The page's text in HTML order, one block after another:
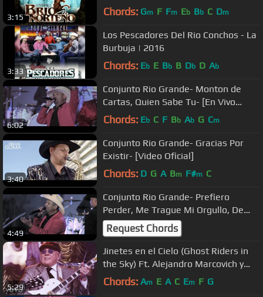
3:15 Chords: Gm F Fm Eb Bb C Dm
3:33
Los Pescadores Del Rio Conchos - La
Burbuja | 2016
Chords: Eb E Bb B Db D Ab
6:02
Conjunto Rio Grande- Monton de
Cartas, Quien Sabe Tu- [En Vivo
desde Zacatecas]
Chords: Eb C F Bb Ab G Cm
3:40
Conjunto Rio Grande- Gracias Por
Existir- [Video Oficial]
Chords: D G A Bm F#m C
4:49
Conjunto Rio Grande- Prefiero
Perder, Me Trague Mi Orgullo, De
PielaPiel- [En Vivo Desde Zacatecas]
Request Chords
5:29
Jinetes en el Cielo (Ghost Riders in
the Sky) Ft. Alejandro Marcovich y
Paco Huidobro
Chords: Am E A C Em F G